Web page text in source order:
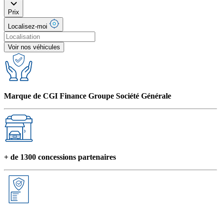
Prix
Localisez-moi
Voir nos véhicules
Marque de CGI Finance Groupe Société Générale
+ de 1300 concessions partenaires